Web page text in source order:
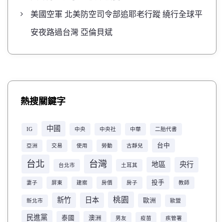
美國空軍 北美防空司令部追耶老行蹤 繞行全球平
安夜路過台灣 亞倫貝斌
熱搜關鍵字
IG 中國 中央 中央社 中華 二胎代書
亞洲 交易 使用 勞動 古靜兒 台中
台北 台北市 台灣 土耳其 地區 央行
妻子 屏東 建案 房價 房子 投手 教師
新北市 新竹 日本 桃園 歐洲 歐盟
民進黨 泰國 澳洲 男友 疫苗 疾管署